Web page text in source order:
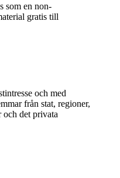
som en non-
gratis till
och med
från stat, regioner,
det privata